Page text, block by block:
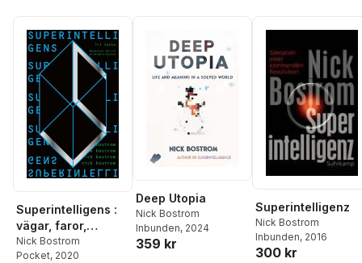
Superintelligens :
vägar, faror,
strategier
Nick Bostrom
Pocket, 2020
Deep Utopia
Nick Bostrom
Inbunden, 2024
359 kr
Superintelligenz
Nick Bostrom
Inbunden, 2016
300 kr